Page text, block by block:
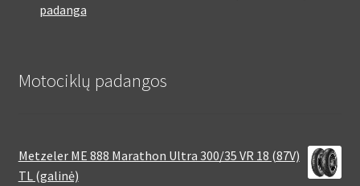
padanga
Motociklų padangos
Metzeler ME 888 Marathon Ultra 300/35 VR 18 (87V)
TL (galinė)